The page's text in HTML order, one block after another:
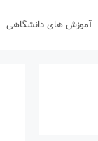
آموزش های دانشگاهی